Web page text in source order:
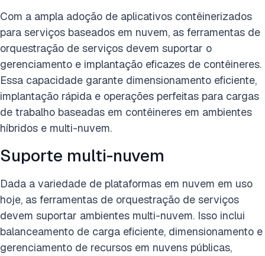
Com a ampla adoção de aplicativos contêinerizados
para serviços baseados em nuvem, as ferramentas de
orquestração de serviços devem suportar o
gerenciamento e implantação eficazes de contêineres.
Essa capacidade garante dimensionamento eficiente,
implantação rápida e operações perfeitas para cargas
de trabalho baseadas em contêineres em ambientes
híbridos e multi-nuvem.
Suporte multi-nuvem
Dada a variedade de plataformas em nuvem em uso
hoje, as ferramentas de orquestração de serviços
devem suportar ambientes multi-nuvem. Isso inclui
balanceamento de carga eficiente, dimensionamento e
gerenciamento de recursos em nuvens públicas,